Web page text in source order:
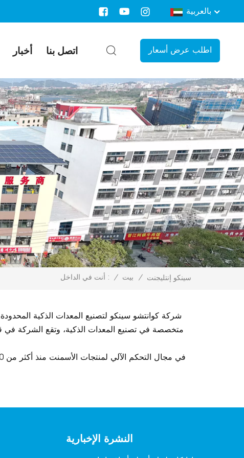
بالعربية
أخبار اتصل بنا اطلب عرض أسعار
أنت في الداخل : / بيت / سينكو إنتليجنت
متخصصة في تصنيع المعدات الذكية، وتقع الشركة في
النشرة الإخبارية